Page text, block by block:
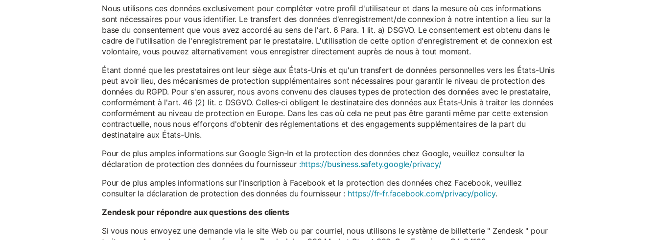
Nous utilisons ces données exclusivement pour compléter votre profil d'utilisateur et dans la mesure où ces informations
sont nécessaires pour vous identifier. Le transfert des données d'enregistrement/de connexion à notre intention a lieu sur la
base du consentement que vous avez accordé au sens de l'art. 6 Para. 1 lit. a) DSGVO. Le consentement est obtenu dans le
cadre de l'utilisation de l'enregistrement par le prestataire. L'utilisation de cette option d'enregistrement et de connexion est
volontaire, vous pouvez alternativement vous enregistrer directement auprès de nous à tout moment.
Étant donné que les prestataires ont leur siège aux États-Unis et qu'un transfert de données personnelles vers les États-Unis
peut avoir lieu, des mécanismes de protection supplémentaires sont nécessaires pour garantir le niveau de protection des
données du RGPD. Pour s'en assurer, nous avons convenu des clauses types de protection des données avec le prestataire,
conformément à l'art. 46 (2) lit. c DSGVO. Celles-ci obligent le destinataire des données aux États-Unis à traiter les données
conformément au niveau de protection en Europe. Dans les cas où cela ne peut pas être garanti même par cette extension
contractuelle, nous nous efforçons d'obtenir des réglementations et des engagements supplémentaires de la part du
destinataire aux États-Unis.
Pour de plus amples informations sur Google Sign-In et la protection des données chez Google, veuillez consulter la
déclaration de protection des données du fournisseur :https://business.safety.google/privacy/
Pour de plus amples informations sur l'inscription à Facebook et la protection des données chez Facebook, veuillez
consulter la déclaration de protection des données du fournisseur : https://fr-fr.facebook.com/privacy/policy.
Zendesk pour répondre aux questions des clients
Si vous nous envoyez une demande via le site Web ou par courriel, nous utilisons le système de billetterie " Zendesk " pour